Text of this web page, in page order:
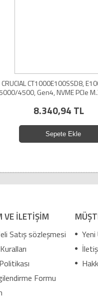
CRUCIAL CT1000E100SSD8,
4500, Gen4, NVME PCIe
8.340,94 TL
Sepete Ekle
VE İLETİŞİM
Satış sözleşmesi
Formu